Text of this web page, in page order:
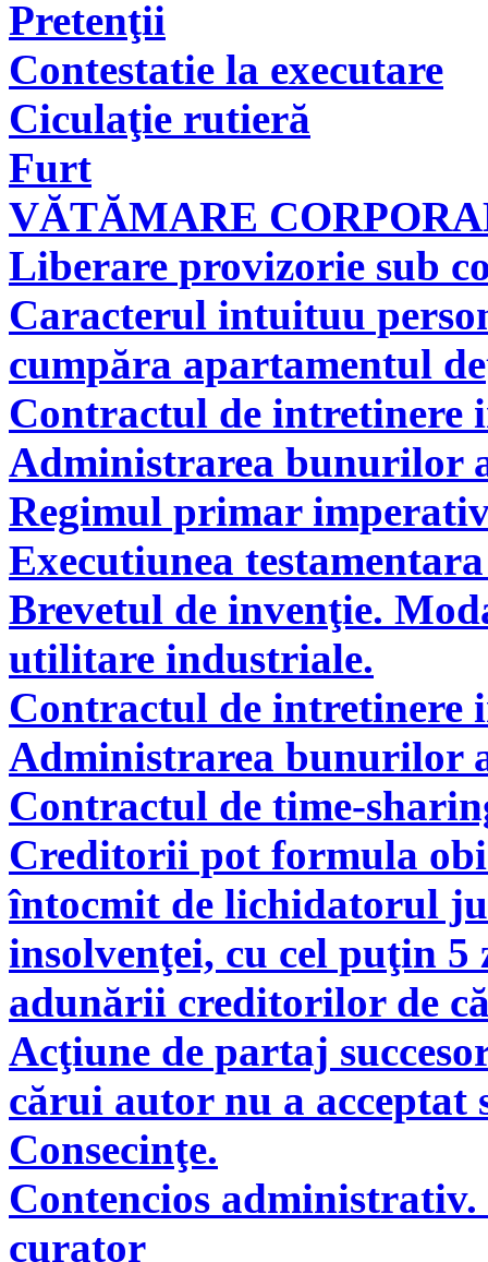
Pretenţii
Contestatie la executare
Ciculaţie rutieră
Furt
VĂTĂMARE
Liberare provizorie sub
Caracterul intuituu
cumpăra apartamentul
Contractul de intretinere
Administrarea bunurilor
Regimul primar
Executiunea
Brevetul de invenţie.
utilitare industriale.
Contractul de intretinere
Administrarea bunurilor
Contractul de time-
Creditorii pot formula
întocmit de lichidatorul
insolvenţei, cu cel puţin
adunării creditorilor de
Acţiune de partaj
cărui autor nu a acceptat
Consecinţe.
Contencios
curator